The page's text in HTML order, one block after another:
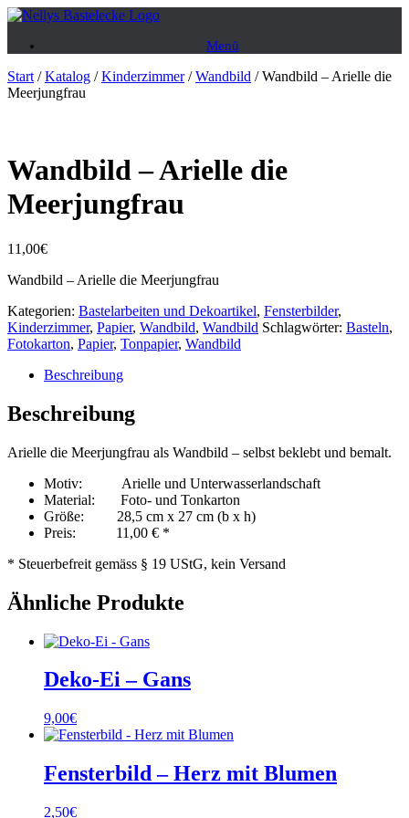
Zum
springen
Menü
Start /Katalog /Kinderzimmer/Wandbild / Wandbild – Arielle die
Meerjungfrau
Wandbild – Arielle die
Meerjungfrau
11,00€
Wandbild – Arielle die Meerjungfrau
Kategorien: Bastelarbeiten und Dekoartikel, Fensterbilder,
Kinderzimmer, Papier, Wandbild, Wandbild Schlagwörter: Basteln,
Fotokarton, Papier, Tonpapier, Wandbild
Beschreibung
Beschreibung
Arielle die Meerjungfrau als Wandbild – selbst beklebt und bemalt.
Motiv: Arielle und Unterwasserlandschaft
Material: Foto- und Tonkarton
Größe: 28,5 cm x 27 cm (b x h)
Preis: 11,00 € *
* Steuerbefreit gemäss § 19 UStG, kein Versand
Ähnliche Produkte
Deko-Ei – Gans
9,00€
Fensterbild – Herz mit Blumen
2,50€